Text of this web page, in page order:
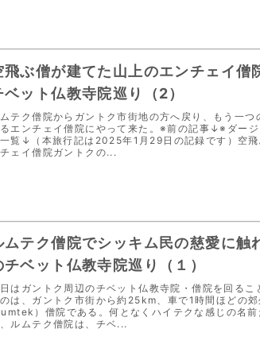
飛ぶ僧が建てた山上のエンチェイ僧
ベット仏教寺院巡り（2）
テク僧院からガントク市街地の方へ戻り、もう一つ
エンチェイ僧院にやって来た。※前の記事↓※ダー
覧↓（本旅行記は2025年1月29日の記録です）空飛
ェイ僧院ガントクの...
ムテク僧院でシッキム民の慈愛に触
チベット仏教寺院巡り（１）
はガントク周辺のチベット仏教寺院・僧院を回るこ
は、ガントク市街から約25km、車で1時間ほどの郊
）僧院である。何となくハイテクな感じの名前
ルムテク僧院は、チベ...